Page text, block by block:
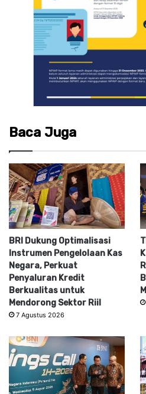
Baca Juga
BRI Dukung Optimalisasi
Instrumen Pengelolaan Kas
Negara, Perkuat
Penyaluran Kredit
Berkualitas untuk
Mendorong Sektor Riil
7 Agustus 2026